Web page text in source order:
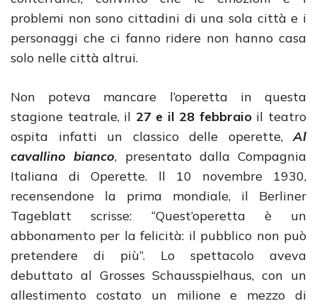
problemi non sono cittadini di una sola città e i
personaggi che ci fanno ridere non hanno casa
solo nelle città altrui.
Non poteva mancare l’operetta in questa
stagione teatrale, il 27 e il 28 febbraioil teatro
ospita infatti un classico delle operette,Al
cavallino bianco, presentato dalla Compagnia
Italiana di Operette. ll 10 novembre 1930,
recensendone la prima mondiale, il Berliner
Tageblatt scrisse: “Quest’operetta è un
abbonamento per la felicità: il pubblico non può
pretendere di più”. Lo spettacolo aveva
debuttato al Grosses Schausspielhaus, con un
allestimento costato un milione e mezzo di